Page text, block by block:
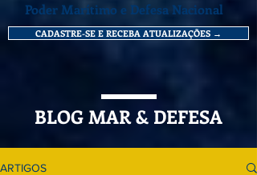
Poder Marítimo e Defesa Nacional
CADASTRE-SE E RECEBA ATUALIZAÇÕES →
BLOG MAR & DEFESA
ARTIGOS